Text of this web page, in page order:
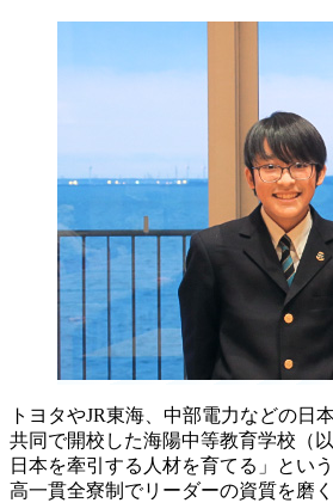
トヨタやJR東海、中部電力などの日
共同で開校した海陽中等教育学校（
日本を牽引する人材を育てる」とい
高一貫全寮制でリーダーの資質を磨